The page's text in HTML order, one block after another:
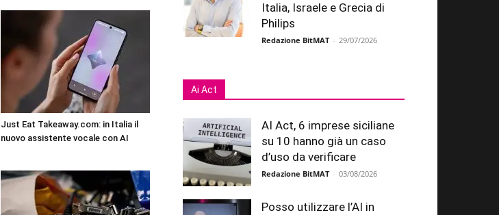
Just Eat Takeaway.com: in Italia il
nuovo assistente vocale con AI
Italia, Israele e Grecia di
Philips
Redazione BitMAT - 29/07/2026
Ai Act
AI Act, 6 imprese siciliane
su 10 hanno già un caso
d’uso da verificare
Redazione BitMAT - 03/08/2026
Posso utilizzare l’AI in